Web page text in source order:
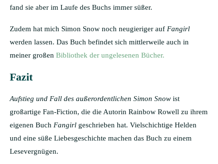
fand sie aber im Laufe des Buchs immer süßer.
Zudem hat mich Simon Snow noch neugieriger auf Fangirl
werden lassen. Das Buch befindet sich mittlerweile auch in
meiner großen Bibliothek der ungelesenen Bücher.
Fazit
Aufstieg und Fall des außerordentlichen Simon Snow ist
großartige Fan-Fiction, die die Autorin Rainbow Rowell zu ihrem
eigenen Buch Fangirl geschrieben hat. Vielschichtige Helden
und eine süße Liebesgeschichte machen das Buch zu einem
Lesevergnügen.